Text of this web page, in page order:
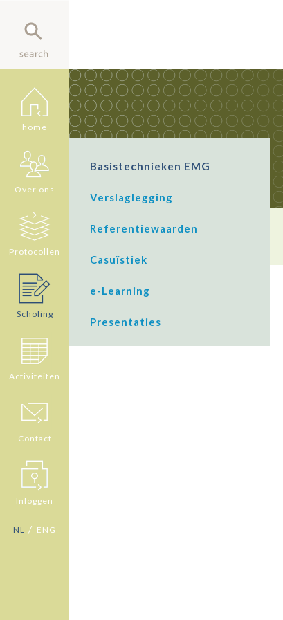
home
Over ons
Protocollen
Scholing
Activiteiten
Contact
Inloggen
NL / ENG
Basistechnieken EMG
Verslaglegging
Referentiewaarden
Casuïstiek
e-Learning
Presentaties